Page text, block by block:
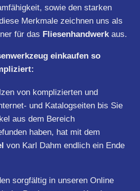
sowie den starken
Merkmale zeichnen uns als
für das Fliesenhandwerkaus.
einkaufen so
von komplizierten und
und Katalogseiten bis Sie
aus dem Bereich
haben, hat mit dem
von Karl Dahm endlich ein Ende
sorgfältig in unseren Online